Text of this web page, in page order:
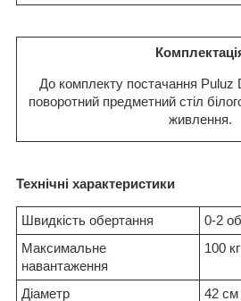
До комплекту постачання Puluz
поворотний предметний стіл
живлення.
Технічні характеристики
Швидкість обертання
0-2
Максимальне
навантаження
100 кг
Діаметр
42 см